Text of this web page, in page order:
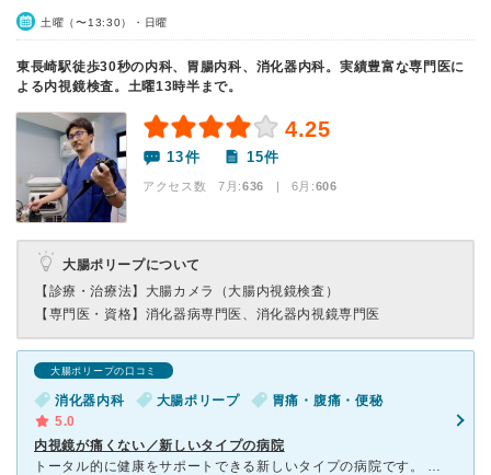
土曜（〜13:30）・日曜
東長崎駅徒歩30秒の内科、胃腸内科、消化器内科。実績豊富な専門医に
よる内視鏡検査。土曜13時半まで。
4.25
13件 15件
アクセス数 7月:636 | 6月:606
大腸ポリープについて
【診療・治療法】 大腸カメラ（大腸内視鏡検査）
【専門医・資格】 消化器病専門医、消化器内視鏡専門医
大腸ポリープの口コミ
消化器内科 大腸ポリープ
胃痛・腹痛・便秘
5.0
内視鏡が痛くない／新しいタイプの病院
トータル的に健康をサポートできる新しいタイプの病院です。 健康診療と自由診療があり症状によって自分で選択できます。個人的には、これからの病院は枠に囚われず選択できる方がいいと思っていますので「東